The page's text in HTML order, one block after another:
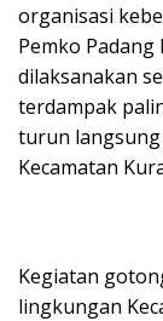
organisasi
Pemko
dilaksanakan
terdampak
turun langsung
Kecamatan
Kegiatan
lingkungan